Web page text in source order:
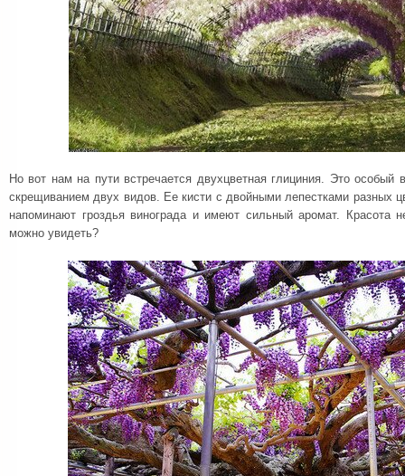
Но вот нам на пути встречается двухцветная глициния. Это особый
скрещиванием двух видов. Ее кисти с двойными лепестками разных
напоминают гроздья винограда и имеют сильный аромат. Красота
можно увидеть?